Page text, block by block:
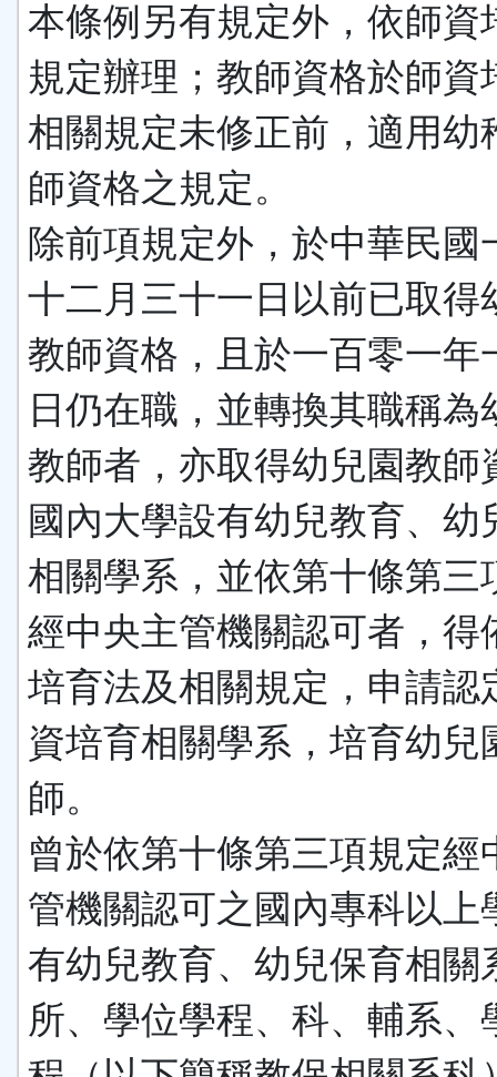
本條例另有規定外，依師資
規定辦理；教師資格於師資
相關規定未修正前，適用幼
師資格之規定。
除前項規定外，於中華民國
十二月三十一日以前已取得
教師資格，且於一百零一年
日仍在職，並轉換其職稱為
教師者，亦取得幼兒園教師
國內大學設有幼兒教育、幼
相關學系，並依第十條第三
經中央主管機關認可者，得
培育法及相關規定，申請認
資培育相關學系，培育幼兒
師。
曾於依第十條第三項規定經
管機關認可之國內專科以上
有幼兒教育、幼兒保育相關
所、學位學程、科、輔系、